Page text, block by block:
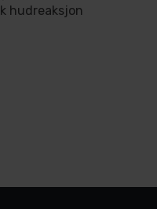
hudreaksjon